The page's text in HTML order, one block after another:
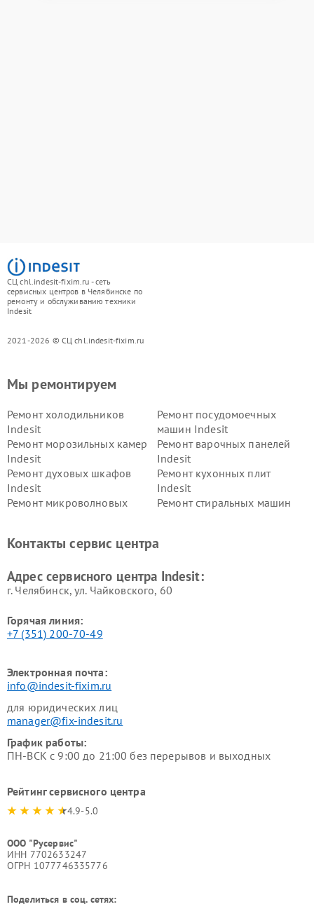
СЦ chl.indesit-fixim.ru - сеть
сервисных центров в Челябинске по
ремонту и обслуживанию техники
Indesit
2021-2026 © СЦ chl.indesit-fixim.ru
Мы ремонтируем
Ремонт холодильников
Indesit
Ремонт посудомоечных
машин Indesit
Ремонт морозильных камер
Indesit
Ремонт варочных панелей
Indesit
Ремонт духовых шкафов
Indesit
Ремонт кухонных плит
Indesit
Ремонт микроволновых
Ремонт стиральных машин
Indesit
Indesit
Контакты сервис центра
Адрес сервисного центра Indesit:
г. Челябинск, ул. Чайковского, 60
Горячая линия:
+7 (351) 200-70-49
Электронная почта:
info@indesit-fixim.ru
для юридических лиц
manager@fix-indesit.ru
График работы:
ПН-ВСК с 9:00 до 21:00 без перерывов и выходных
Рейтинг сервисного центра
4.9-5.0
ООО "Русервис"
ИНН 7702633247
ОГРН 1077746335776
Поделиться в соц. сетях: